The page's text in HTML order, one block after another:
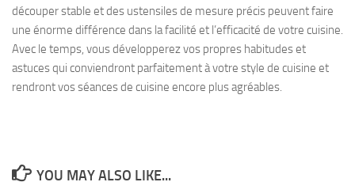
découper stable et des ustensiles de mesure précis peuvent faire
une énorme différence dans la facilité et l’efficacité de votre cuisine.
Avec le temps, vous développerez vos propres habitudes et
astuces qui conviendront parfaitement à votre style de cuisine et
rendront vos séances de cuisine encore plus agréables.
YOU MAY ALSO LIKE...